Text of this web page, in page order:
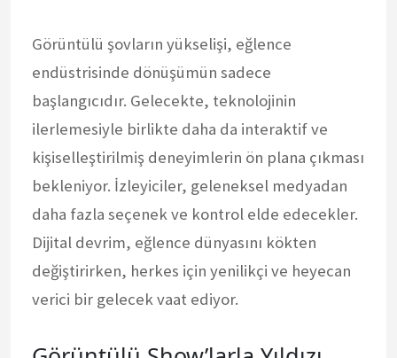
Görüntülü şovların yükselişi, eğlence
endüstrisinde dönüşümün sadece
başlangıcıdır. Gelecekte, teknolojinin
ilerlemesiyle birlikte daha da interaktif ve
kişiselleştirilmiş deneyimlerin ön plana çıkması
bekleniyor. İzleyiciler, geleneksel medyadan
daha fazla seçenek ve kontrol elde edecekler.
Dijital devrim, eğlence dünyasını kökten
değiştirirken, herkes için yenilikçi ve heyecan
verici bir gelecek vaat ediyor.